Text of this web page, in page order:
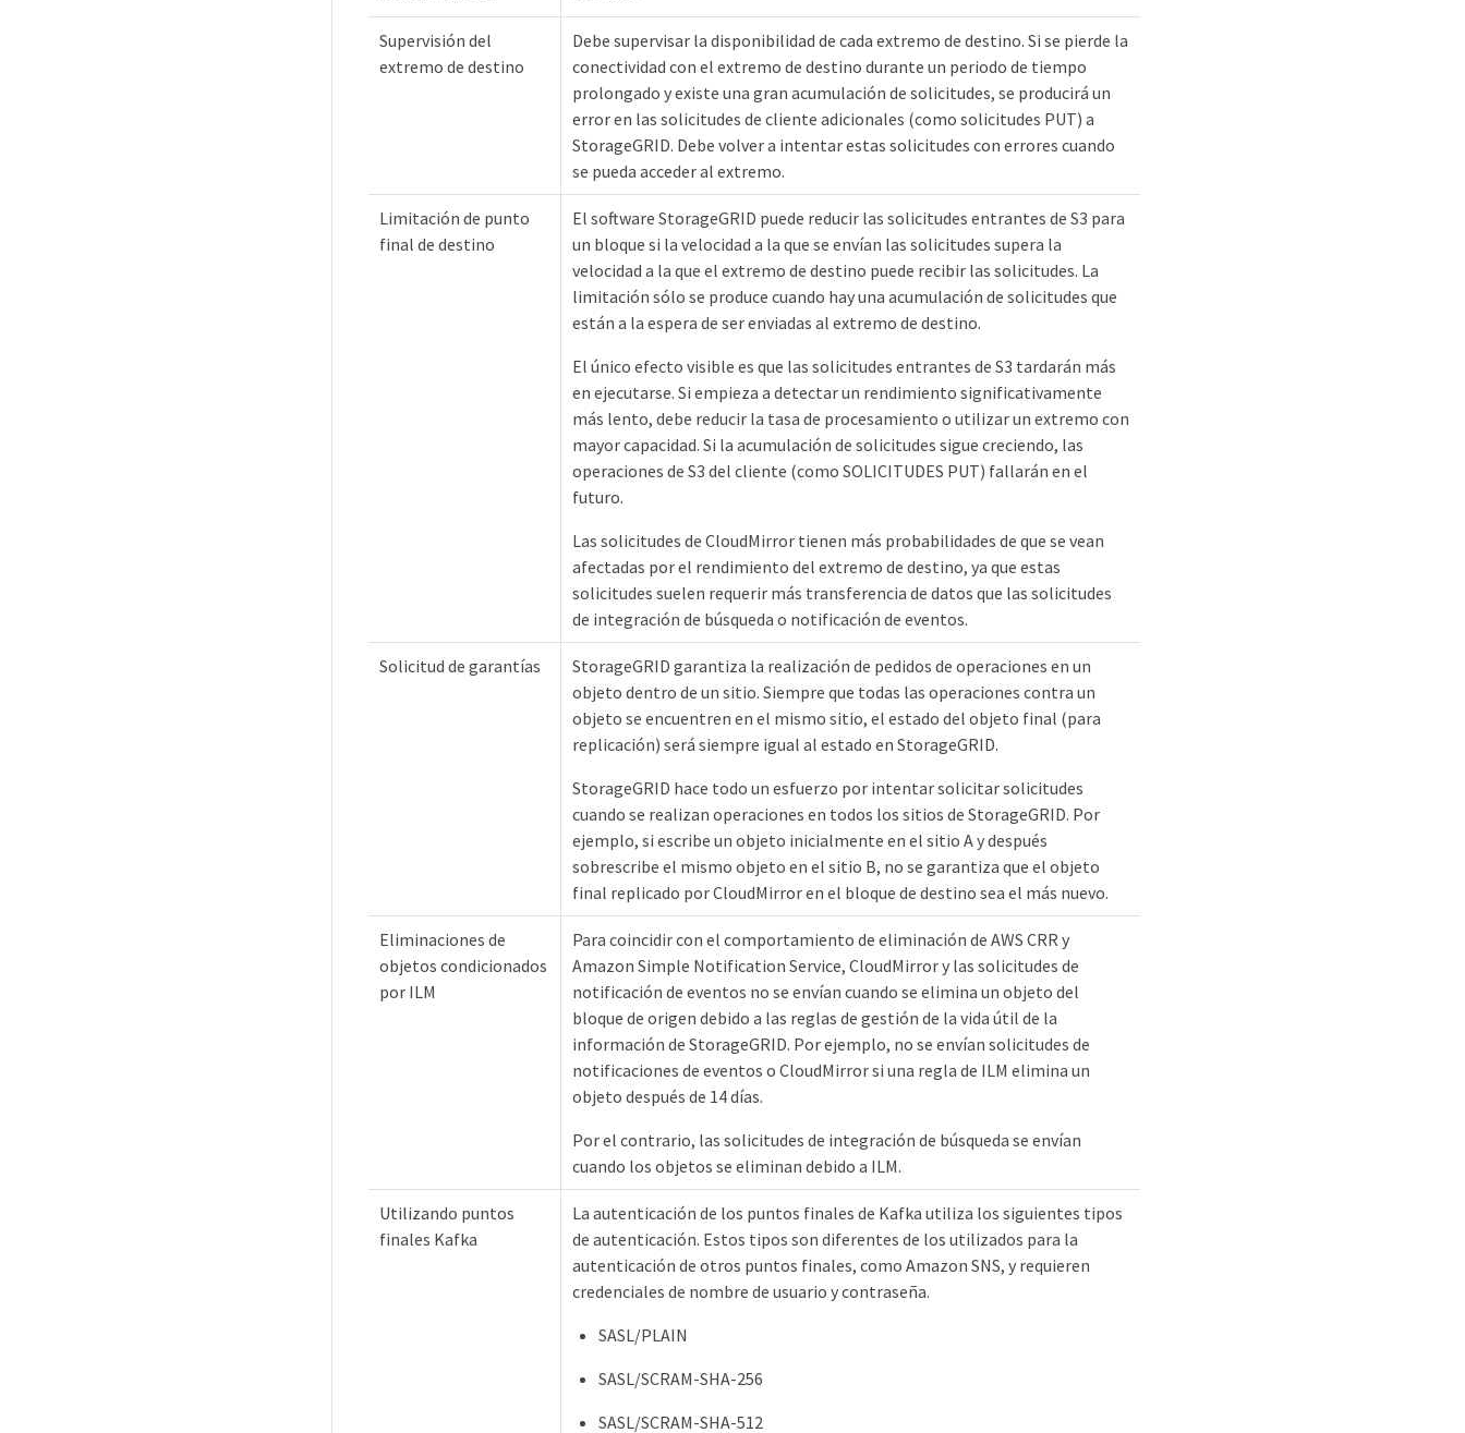
Supervisión del
extremo de destino
Debe supervisar la disponibilidad de cada extremo de destino. Si se pierde la
conectividad con el extremo de destino durante un periodo de tiempo
prolongado y existe una gran acumulación de solicitudes, se producirá un
error en las solicitudes de cliente adicionales (como solicitudes PUT) a
StorageGRID. Debe volver a intentar estas solicitudes con errores cuando
se pueda acceder al extremo.
Limitación de punto
final de destino
El software StorageGRID puede reducir las solicitudes entrantes de S3 para
un bloque si la velocidad a la que se envían las solicitudes supera la
velocidad a la que el extremo de destino puede recibir las solicitudes. La
limitación sólo se produce cuando hay una acumulación de solicitudes que
están a la espera de ser enviadas al extremo de destino.
El único efecto visible es que las solicitudes entrantes de S3 tardarán más
en ejecutarse. Si empieza a detectar un rendimiento significativamente
más lento, debe reducir la tasa de procesamiento o utilizar un extremo con
mayor capacidad. Si la acumulación de solicitudes sigue creciendo, las
operaciones de S3 del cliente (como SOLICITUDES PUT) fallarán en el
futuro.
Las solicitudes de CloudMirror tienen más probabilidades de que se vean
afectadas por el rendimiento del extremo de destino, ya que estas
solicitudes suelen requerir más transferencia de datos que las solicitudes
de integración de búsqueda o notificación de eventos.
Solicitud de garantías
StorageGRID garantiza la realización de pedidos de operaciones en un
objeto dentro de un sitio. Siempre que todas las operaciones contra un
objeto se encuentren en el mismo sitio, el estado del objeto final (para
replicación) será siempre igual al estado en StorageGRID.
StorageGRID hace todo un esfuerzo por intentar solicitar solicitudes
cuando se realizan operaciones en todos los sitios de StorageGRID. Por
ejemplo, si escribe un objeto inicialmente en el sitio A y después
sobrescribe el mismo objeto en el sitio B, no se garantiza que el objeto
final replicado por CloudMirror en el bloque de destino sea el más nuevo.
Eliminaciones de
objetos condicionados
por ILM
Para coincidir con el comportamiento de eliminación de AWS CRR y
Amazon Simple Notification Service, CloudMirror y las solicitudes de
notificación de eventos no se envían cuando se elimina un objeto del
bloque de origen debido a las reglas de gestión de la vida útil de la
información de StorageGRID. Por ejemplo, no se envían solicitudes de
notificaciones de eventos o CloudMirror si una regla de ILM elimina un
objeto después de 14 días.
Por el contrario, las solicitudes de integración de búsqueda se envían
cuando los objetos se eliminan debido a ILM.
Utilizando puntos
finales Kafka
La autenticación de los puntos finales de Kafka utiliza los siguientes tipos
de autenticación. Estos tipos son diferentes de los utilizados para la
autenticación de otros puntos finales, como Amazon SNS, y requieren
credenciales de nombre de usuario y contraseña.
SASL/PLAIN
SASL/SCRAM-SHA-256
SASL/SCRAM-SHA-512